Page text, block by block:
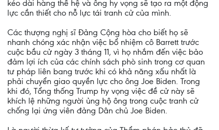
kéo dài hàng thế hệ và ông hy vọng sẽ tạo ra một động
lực cần thiết cho nỗ lực tái tranh cử của mình.
Các thượng nghị sĩ Đảng Cộng hòa cho biết họ sẽ
nhanh chóng xác nhận việc bổ nhiệm cô Barrett trước
cuộc bầu cử ngày 3 tháng 11, vì họ nhắm đến việc bảo
đảm lợi ích của các chính sách phò sinh trong cơ quan
tư pháp liên bang trước khi có khả năng xấu nhất là
phải chuyển giao quyền lực cho ông Joe Biden. Trong
khi đó, Tổng thống Trump hy vọng việc đề cử này sẽ
khích lệ những người ủng hộ ông trong cuộc tranh cử
chống lại ứng viên đảng Dân chủ Joe Biden.